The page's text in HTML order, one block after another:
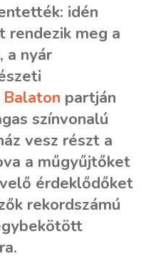
idén
rendezik meg a
a nyár
Balaton partján
színvonalú
vesz részt a
a műgyűjtőket
érdeklődőket
rekordszámú